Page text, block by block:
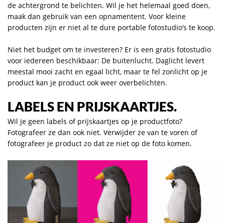
de achtergrond te belichten. Wil je het helemaal goed doen,
maak dan gebruik van een opnamentent. Voor kleine
producten zijn er niet al te dure portable fotostudio’s te koop.
Niet het budget om te investeren? Er is een gratis fotostudio
voor iedereen beschikbaar: De buitenlucht. Daglicht levert
meestal mooi zacht en egaal licht, maar te fel zonlicht op je
product kan je product ook weer overbelichten.
LABELS EN PRIJSKAARTJES.
Wil je geen labels of prijskaartjes op je productfoto?
Fotografeer ze dan ook niet. Verwijder ze van te voren of
fotografeer je product zo dat ze niet op de foto komen.